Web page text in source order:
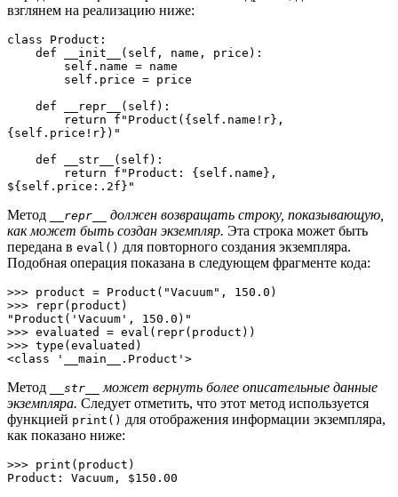
взглянем на реализацию ниже:
class Product:
{self.price!r})"
${self.price:.2f}"
Метод __repr__
должен возвращать строку, показывающую,
как может быть создан экземпляр. Эта строка может быть
передана в eval() для повторного создания экземпляра.
Подобная операция показана в следующем фрагменте кода:
>>> product = Product("Vacuum", 150.0)
>>> repr(product)
"Product('Vacuum', 150.0)"
>>> evaluated = eval(repr(product))
>>> type(evaluated)
<class '__main__.Product'>
Метод __str__
может вернуть более описательные данные
экземпляра. Следует отметить, что этот метод используется
функцией print() для отображения информации экземпляра,
как показано ниже:
>>> print(product)
Product: Vacuum, $150.00